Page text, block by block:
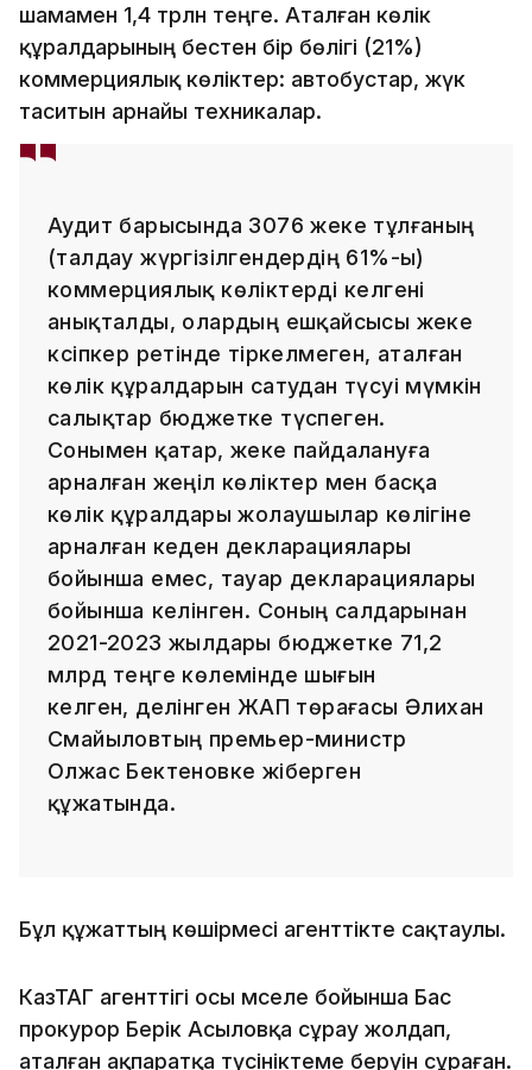
шамамен 1,4 трлн теңге. Аталған көлік
құралдарының бестен бір бөлігі (21%)
коммерциялық көліктер: автобустар, жүк
таситын арнайы техникалар.
Аудит барысында 3076 жеке тұлғаның
(талдау жүргізілгендердің 61%-ы)
коммерциялық көліктерді әкелгені
анықталды, олардың ешқайсысы жеке
кәсіпкер ретінде тіркелмеген, аталған
көлік құралдарын сатудан түсуі мүмкін
салықтар бюджетке түспеген.
Сонымен қатар, жеке пайдалануға
арналған жеңіл көліктер мен басқа
көлік құралдары жолаушылар көлігіне
арналған кеден декларациялары
бойынша емес, тауар декларациялары
бойынша әкелінген. Соның салдарынан
2021-2023 жылдары бюджетке 71,2
млрд теңге көлемінде шығын
келген, делінген ЖАП төрағасы Әлихан
Смайыловтың премьер-министр
Олжас Бектеновке жіберген
құжатында.
Бұл құжаттың көшірмесі агенттікте сақтаулы.
КазТАГ агенттігі осы мәселе бойынша Бас
прокурор Берік Асыловқа сұрау жолдап,
аталған ақпаратқа түсініктеме беруін сұраған.